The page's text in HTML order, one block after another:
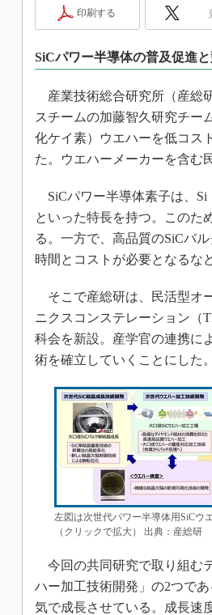
印刷する
SiCパワー半導体の普及促進
産業技術総合研究所（産総
スチームの加藤智久研究チー
化ケイ素）ウエハーを低コス
た。ウエハーメーカーを含む
SiCパワー半導体素子は、Si
といった特長を持つ。このた
る。一方で、高品質のSiCバ
時間とコストが必要となるな
そこで産総研は、民活型オ
ニクスコンステレーション（
科会を新設。産学官の連携に
術を確立していくことにした。
左図は次世代パワー半導体用SiCウ
（クリックで拡大） 出典：産総研
今回の共同研究で取り組む
ハー加工技術開発」の2つで
気で成長させている。成長速